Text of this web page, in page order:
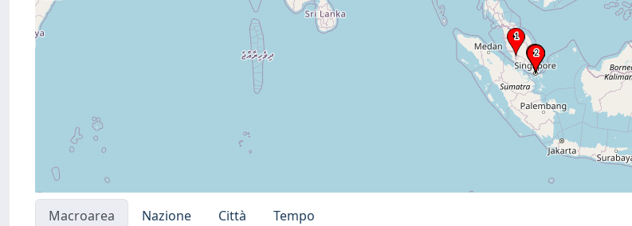
Macroarea Nazione Città
Tempo